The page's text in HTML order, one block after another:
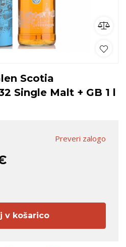
Scotia
Single Malt + GB 1 l
Preveri zalogo
v košarico